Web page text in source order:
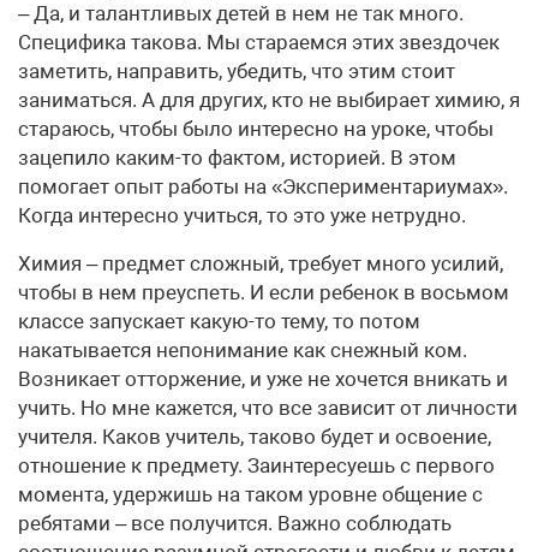
– Да, и талантливых детей в нем не так много.
Специфика такова. Мы стараемся этих звездочек
заметить, направить, убедить, что этим стоит
заниматься. А для других, кто не выбирает химию, я
стараюсь, чтобы было интересно на уроке, чтобы
зацепило каким-то фактом, историей. В этом
помогает опыт работы на «Экспериментариумах».
Когда интересно учиться, то это уже нетрудно.
Химия – предмет сложный, требует много усилий,
чтобы в нем преуспеть. И если ребенок в восьмом
классе запускает какую-то тему, то потом
накатывается непонимание как снежный ком.
Возникает отторжение, и уже не хочется вникать и
учить. Но мне кажется, что все зависит от личности
учителя. Каков учитель, таково будет и освоение,
отношение к предмету. Заинтересуешь с первого
момента, удержишь на таком уровне общение с
ребятами – все получится. Важно соблюдать